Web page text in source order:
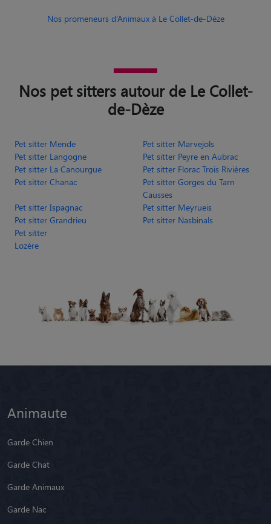
Nos promeneurs d’Animaux à Le Collet-de-Dèze
Nos pet sitters autour de Le Collet-
de-Dèze
Pet sitter Mende
Pet sitter Marvejols
Pet sitter Langogne
Pet sitter Peyre en Aubrac
Pet sitter La Canourgue
Pet sitter Florac Trois Rivières
Pet sitter Chanac
Pet sitter Gorges du Tarn
Causses
Pet sitter Ispagnac
Pet sitter Meyrueis
Pet sitter Grandrieu
Pet sitter Nasbinals
Pet sitter
Lozère
Animaute
Garde Chien
Garde Chat
Garde Animaux
Garde Nac